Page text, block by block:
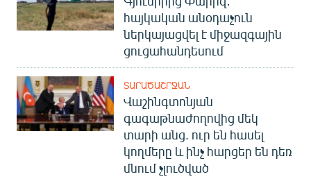
հայկական անօդաչուն
ներկայացվել է միջազգային
ցուցահանդեսում
ՏԱՐԱԾԱՇՐՋԱՆ
Վաշինգտոնյան
գագաթնաժողովից մեկ
տարի անց. ուր են հասել
կողմերը և ինչ հարցեր են դեռ
մնում չլուծված